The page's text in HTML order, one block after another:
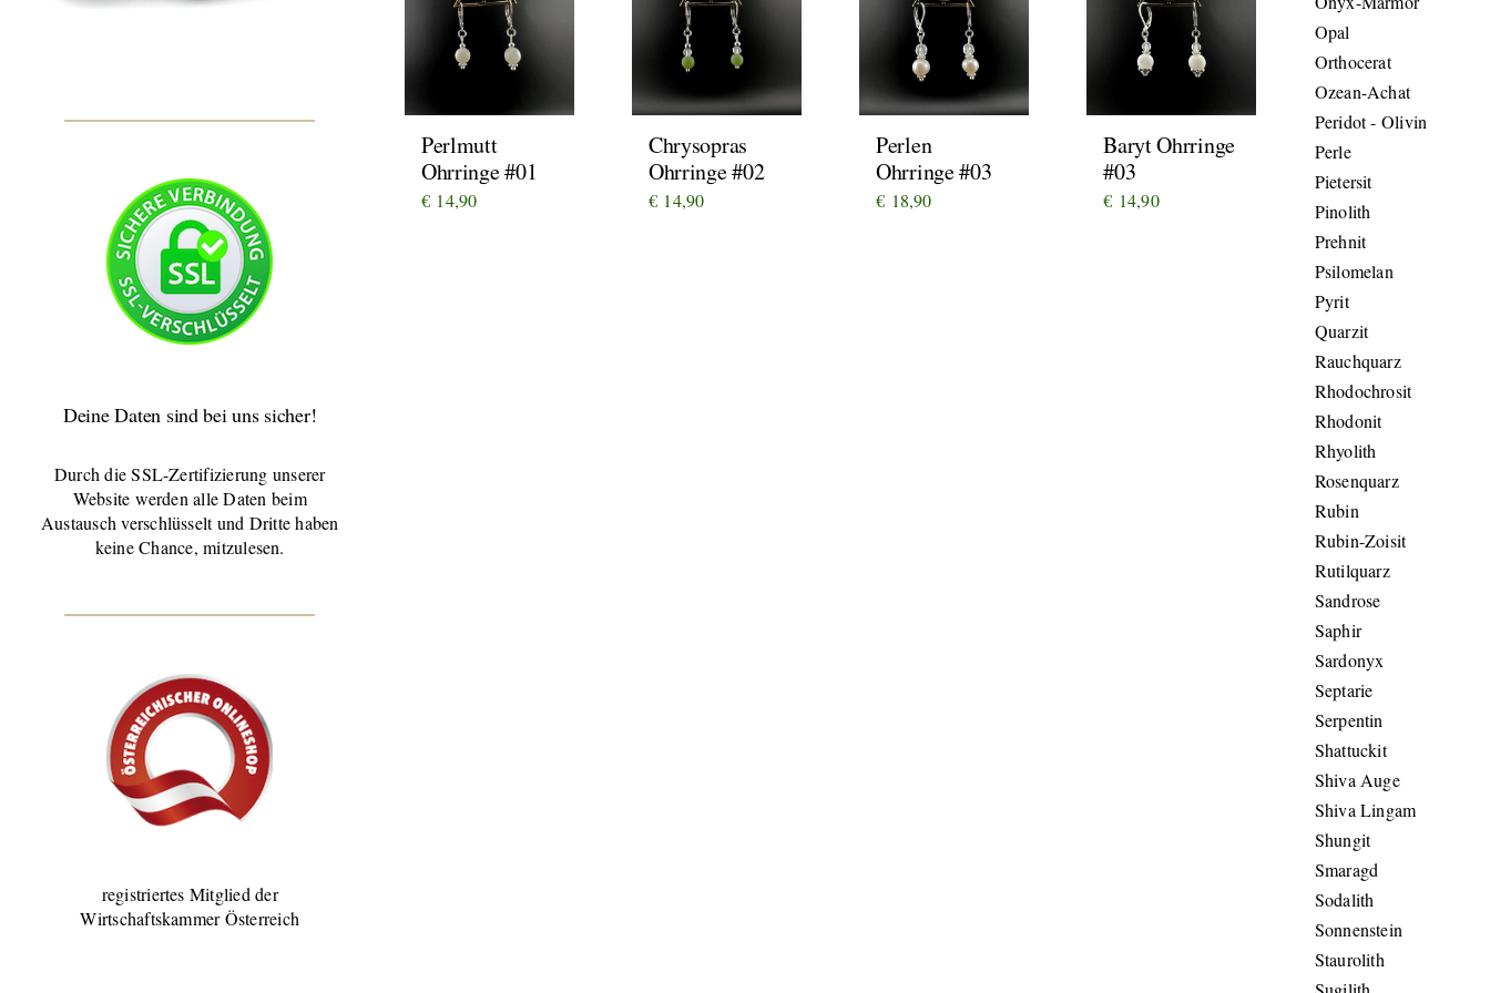
Perlmutt
Ohrringe #01
€ 14,90
Chrysopras
Ohrringe #02
€ 14,90
Perlen
Ohrringe #03
€ 18,90
Baryt Ohrringe
#03
€ 14,90
Deine Daten sind bei uns sicher!
Durch die SSL-Zertifizierung unserer
Website werden alle Daten beim
Austausch verschlüsselt und Dritte haben
keine Chance, mitzulesen.
registriertes Mitglied der
Wirtschaftskammer Österreich
Opal
Orthocerat
Ozean-Achat
Peridot - Olivin
Perle
Pietersit
Pinolith
Prehnit
Psilomelan
Pyrit
Quarzit
Rauchquarz
Rhodochrosit
Rhodonit
Rhyolith
Rosenquarz
Rubin
Rubin-Zoisit
Rutilquarz
Sandrose
Saphir
Sardonyx
Septarie
Serpentin
Shattuckit
Shiva Auge
Shiva Lingam
Shungit
Smaragd
Sodalith
Sonnenstein
Staurolith